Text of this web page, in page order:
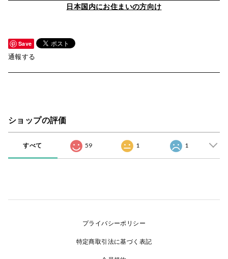
日本国内にお住まいの方向け
Save
通報する
ショップの評価
すべて 59 1 1
プライバシーポリシー
特定商取引法に基づく表記